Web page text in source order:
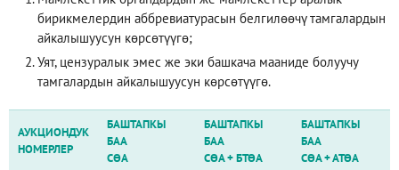
бирикмелердин аббревиатурасын белгилөөчү тамгалардын
айкалышуусун көрсөтүүгө;
Уят, цензуралык эмес же эки башкача мааниде болуучу
тамгалардын айкалышуусун көрсөтүүгө.
АУКЦИОНДУК
НОМЕРЛЕР
БАШТАПКЫ
БАА
СӨА
БАШТАПКЫ
БАА
СӨА+БТӨА
БАШТАПКЫ
БАА
СӨА+АТӨА